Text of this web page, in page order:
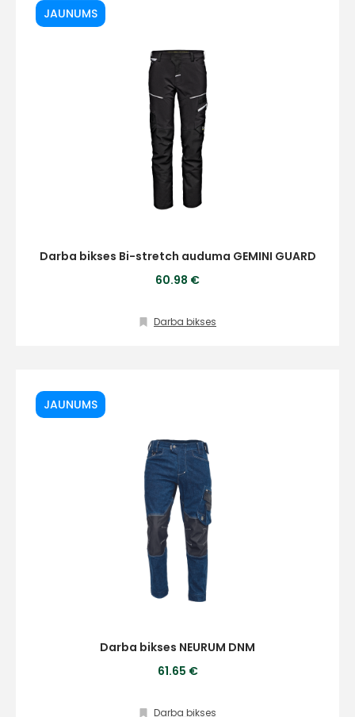
JAUNUMS
Darba bikses Bi-stretch auduma GEMINI GUARD
60.98 €
Darba bikses
JAUNUMS
Darba bikses NEURUM DNM
61.65 €
Darba bikses